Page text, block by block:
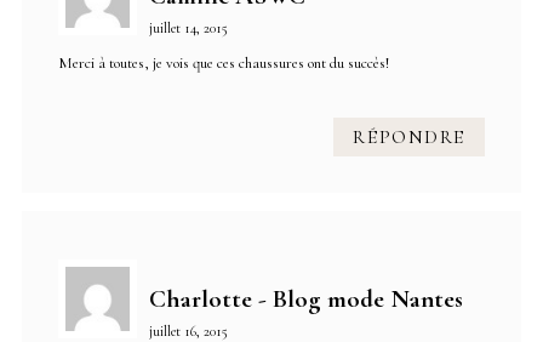
juillet 14, 2015
Merci à toutes, je vois que ces chaussures ont du succès!
RÉPONDRE
Charlotte - Blog mode Nantes
juillet 16, 2015